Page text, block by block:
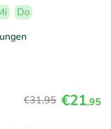
Do
€31,95 €21,95